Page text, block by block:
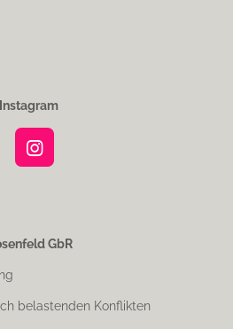
I
g
m
GbR
belastenden Konflikten